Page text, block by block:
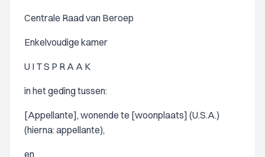
Centrale Raad van Beroep
Enkelvoudige kamer
U I T S P R A A K
in het geding tussen:
[Appellante], wonende te [woonplaats] (U.S.A.)
(hierna: appellante),
en